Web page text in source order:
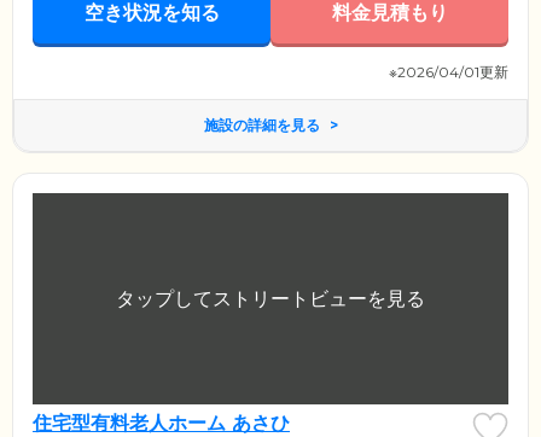
空き状況を知る 料金見積もり
※2026/04/01更新
施設の詳細を見る
住宅型有料老人ホーム あさひ